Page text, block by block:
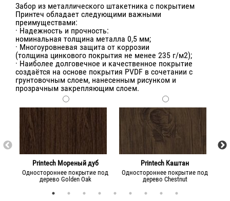
Забор из металлического штакетника с покрытием
Принтеч обладает следующими важными
преимуществами:
· Надежность и прочность:
номинальная толщина металла 0,5 мм;
· Многоуровневая защита от коррозии
(толщина цинкового покрытия не менее 235 г/м2);
· Наиболее долговечное и качественное покрытие
создаётся на основе покрытия PVDF в сочетании с
грунтовочным слоем, нанесенным рисунком и
прозрачным закрепляющим слоем.
Printech Мореный дуб
Одностороннее покрытие под
дерево Golden Oak
Printech Каштан
Одностороннее покрытие под
дерево Chestnut